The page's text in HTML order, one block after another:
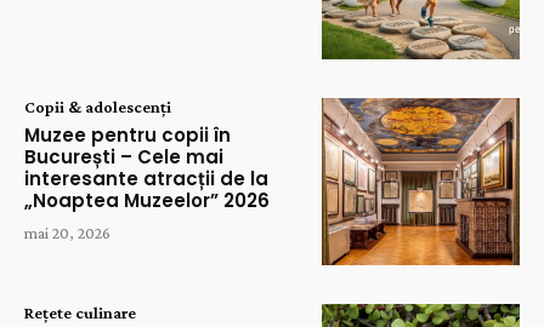
Copii & adolescenți
Muzee pentru copii în
București – Cele mai
interesante atracții de la
„Noaptea Muzeelor” 2026
mai 20, 2026
Rețete culinare